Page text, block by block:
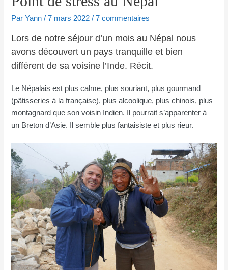
ParYann /7 mars 2022 /7 commentaires
Lors de notre séjour d’un mois au Népal nous
avons découvert un pays tranquille et bien
différent de sa voisine l’Inde. Récit.
Le Népalais est plus calme, plus souriant, plus gourmand
(pâtisseries à la française), plus alcoolique, plus chinois, plus
montagnard que son voisin Indien. Il pourrait s’apparenter à
un Breton d’Asie. Il semble plus fantaisiste et plus rieur.